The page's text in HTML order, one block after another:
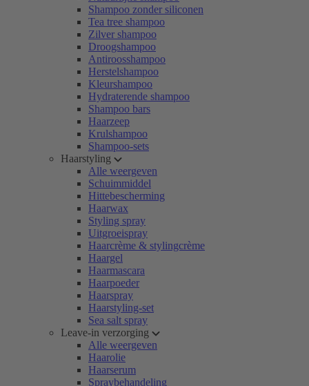
Shampoo zonder siliconen
Tea tree shampoo
Zilver shampoo
Droogshampoo
Antiroosshampoo
Herstelshampoo
Kleurshampoo
Hydraterende shampoo
Shampoo bars
Haarzeep
Krulshampoo
Shampoo-sets
Haarstyling
Alle weergeven
Schuimmiddel
Hittebescherming
Haarwax
Styling spray
Uitgroeispray
Haarcrème & stylingcrème
Haargel
Haarmascara
Haarpoeder
Haarspray
Haarstyling-set
Sea salt spray
Leave-in verzorging
Alle weergeven
Haarolie
Haarserum
Spraybehandeling